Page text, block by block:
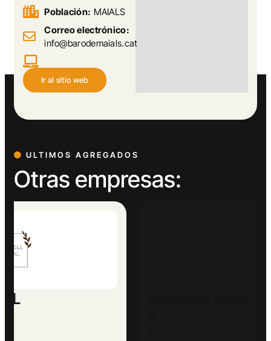
Población: MAIALS
Correo electrónico:
info@barodemaials.cat
Ir al sitio web
ULTIMOS AGREGADOS
Otras empresas: